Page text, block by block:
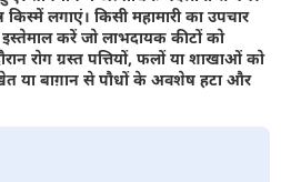
लगाएं। किसी महामारी का उपचार
करें जो लाभदायक कीटों को
रोग ग्रस्त पत्तियों, फलों या शाखाओं को
या बाग़ान से पौधों के अवशेष हटा और